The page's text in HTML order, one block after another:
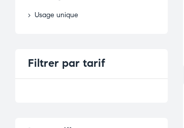
Usage unique
Filtrer par tarif